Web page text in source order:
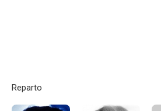
Reparto